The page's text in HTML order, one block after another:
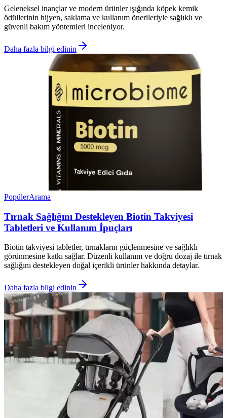
Geleneksel inançlar ve modern ürünler ışığında köpek kemik
ödüllerinin hijyen, saklama ve kullanım önerileriyle sağlıklı ve
güvenli bakım yöntemleri inceleniyor.
Daha fazla bilgi edinin
PopülerArama
Tırnak Sağlığını Destekleyen Biotin Takviyesi
Tabletleri ve Kullanım İpuçları
Biotin takviyesi tabletler, tırnakların güçlenmesine ve sağlıklı
görünmesine katkı sağlar. Düzenli kullanım ve doğru dozaj ile tırnak
sağlığını destekleyen doğal içerikli ürünler hakkında detaylar.
Daha fazla bilgi edinin